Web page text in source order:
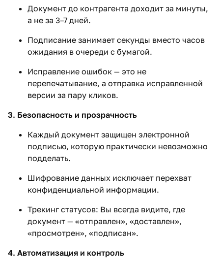
Документ до контрагента доходит за минуты,
а не за 3–7 дней.
Подписание занимает секунды вместо часов
ожидания в очереди с бумагой.
Исправление ошибок — это не
перепечатывание, а отправка исправленной
версии за пару кликов.
3. Безопасность и прозрачность
Каждый документ защищен электронной
подписью, которую практически невозможно
подделать.
Шифрование данных исключает перехват
конфиденциальной информации.
Трекинг статусов: Вы всегда видите, где
документ — «отправлен», «доставлен»,
«просмотрен», «подписан».
4. Автоматизация и контроль